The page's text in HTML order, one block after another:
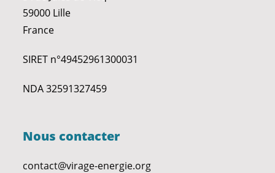
59000 Lille
France
SIRET n°49452961300031
NDA 32591327459
Nous contacter
contact@virage-energie.org